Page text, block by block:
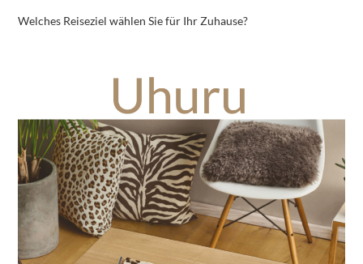
Welches Reiseziel wählen Sie für Ihr Zuhause?